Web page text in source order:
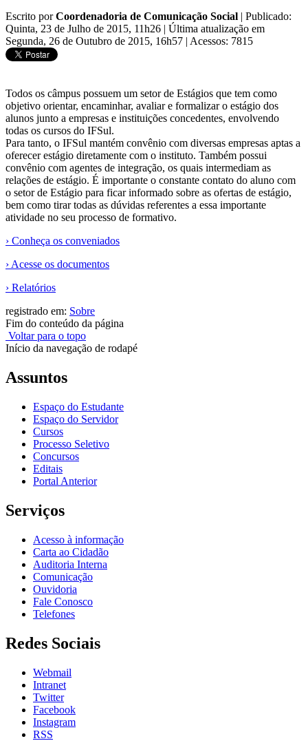
Escrito porCoordenadoria de Comunicação Social | Publicado:
Quinta, 23 de Julho de 2015, 11h26 | Última atualização em
Segunda, 26 de Outubro de 2015, 16h57 | Acessos: 7815
Todos os câmpus possuem um setor de Estágios que tem como
objetivo orientar, encaminhar, avaliar e formalizar o estágio dos
alunos junto a empresas e instituições concedentes, envolvendo
todas os cursos do IFSul.
Para tanto, o IFSul mantém convênio com diversas empresas aptas a
oferecer estágio diretamente com o instituto. Também possui
convênio com agentes de integração, os quais intermediam as
relações de estágio. É importante o constante contato do aluno com
o setor de Estágio para ficar informado sobre as ofertas de estágio,
bem como tirar todas as dúvidas referentes a essa importante
atividade no seu processo de formativo.
› Conheça os conveniados
› Acesse os documentos
› Relatórios
registrado em: Sobre
Fim do conteúdo da página
Voltar para o topo
Início da navegação de rodapé
Assuntos
Espaço do Estudante
Espaço do Servidor
Cursos
Processo Seletivo
Concursos
Editais
Portal Anterior
Serviços
Acesso à informação
Carta ao Cidadão
Auditoria Interna
Comunicação
Ouvidoria
Fale Conosco
Telefones
Redes Sociais
Webmail
Intranet
Twitter
Facebook
Instagram
RSS